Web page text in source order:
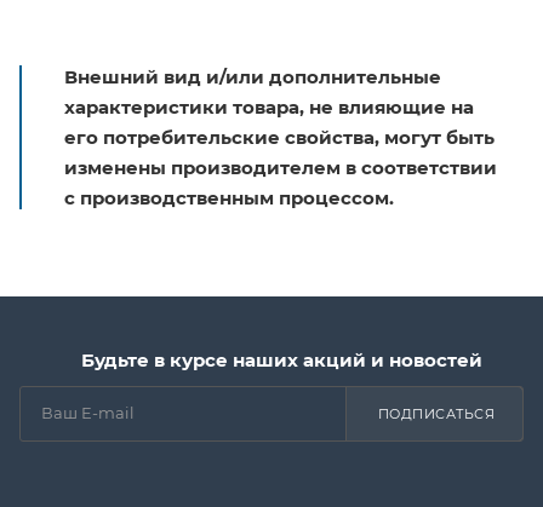
Внешний вид и/или дополнительные
характеристики товара, не влияющие на
его потребительские свойства, могут быть
изменены производителем в соответствии
с производственным процессом.
Будьте в курсе наших акций и новостей
ПОДПИСАТЬСЯ